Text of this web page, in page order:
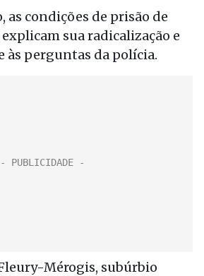
as condições de prisão de
sua radicalização e
às perguntas da polícia.
Mérogis, subúrbio